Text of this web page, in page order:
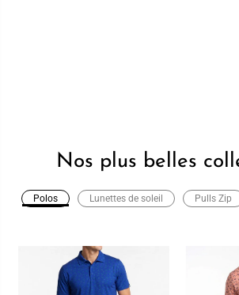
Nos plus belles
Polos Lunettes de soleil Pulls Zip